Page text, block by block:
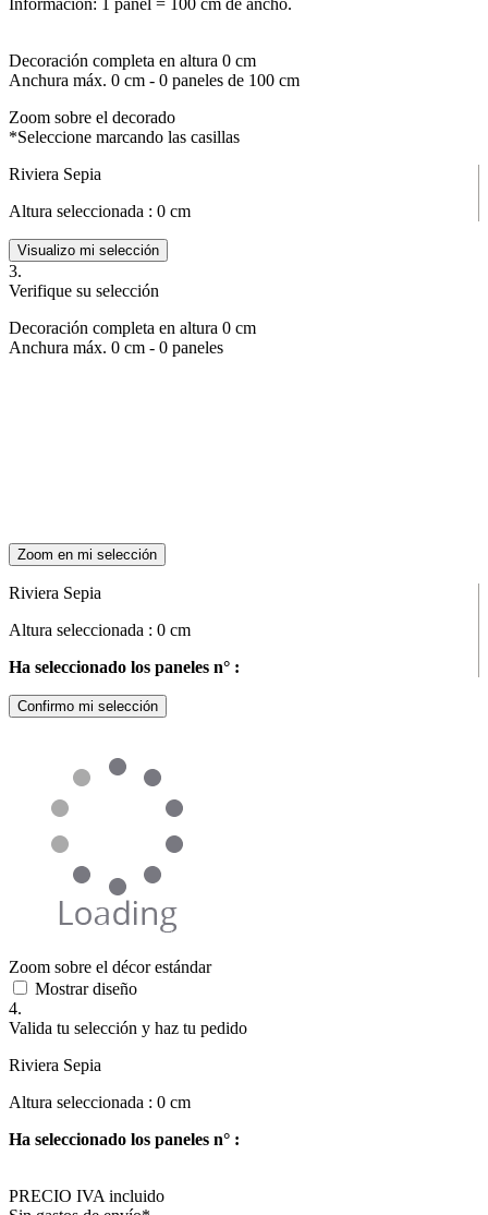
Decoración completa en altura 0 cm
Anchura máx. 0 cm - 0 paneles de 100 cm
Zoom sobre el decorado
*Seleccione marcando las casillas
Riviera Sepia
Altura seleccionada : 0 cm
Visualizo mi selección
3.
Verifique su selección
Decoración completa en altura 0 cm
Anchura máx. 0 cm - 0 paneles
Zoom en mi selección
Riviera Sepia
Altura seleccionada : 0 cm
Ha seleccionado los paneles n° :
Confirmo mi selección
Zoom sobre el décor estándar
Mostrar diseño
4.
Valida tu selección y haz tu pedido
Riviera Sepia
Altura seleccionada : 0 cm
Ha seleccionado los paneles n° :
PRECIO IVA incluido